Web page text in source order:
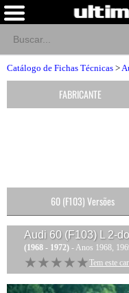
Catálogo de Fichas Técnicas >
Audi 60 (F103) L 2-
(1968 - 1972) - Anos 1968,
★★★★★
★★★★★ Tem este
FABRICANTE
60 (F103) Versões